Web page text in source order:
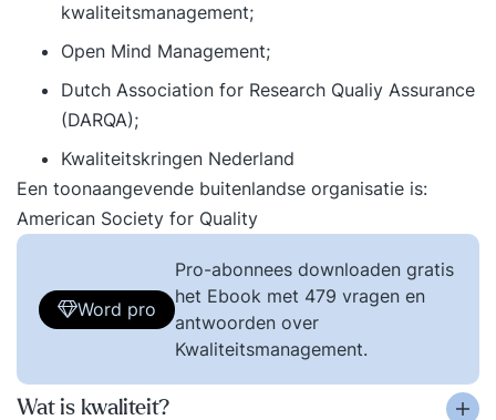
kwaliteitsmanagement;
Open Mind Management;
Dutch Association for Research Qualiy Assurance
(DARQA);
Kwaliteitskringen Nederland
Een toonaangevende buitenlandse organisatie is:
American Society for Quality
Word pro
Pro-abonnees downloaden gratis
het Ebook met 479 vragen en
antwoorden over
Kwaliteitsmanagement.
Wat is kwaliteit?